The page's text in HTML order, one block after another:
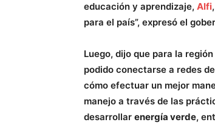
educación y aprendizaje, Alfi
para el país”, expresó el
Luego, dijo que para la
podido conectarse a redes
cómo efectuar un mejor
manejo a través de las
desarrollar energía verde,